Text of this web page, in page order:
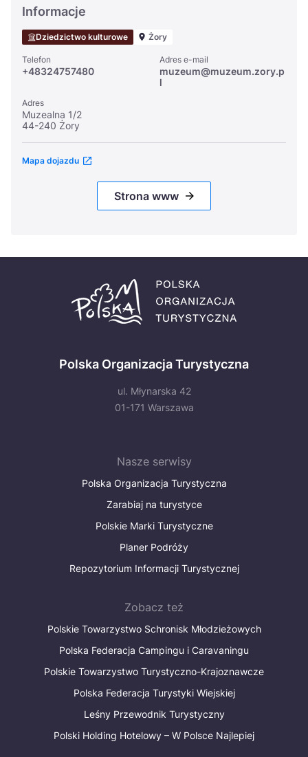
Informacje
Dziedzictwo kulturowe Żory
Telefon
+48324757480
Adres e-mail
muzeum@muzeum.zory.p
l
Adres
Muzealna 1/2
44-240 Żory
Mapa dojazdu
Strona www
Polska Organizacja Turystyczna
ul. Młynarska 42
01-171 Warszawa
Nasze serwisy
Polska Organizacja Turystyczna
Zarabiaj na turystyce
Polskie Marki Turystyczne
Planer Podróży
Repozytorium Informacji Turystycznej
Zobacz też
Polskie Towarzystwo Schronisk Młodzieżowych
Polska Federacja Campingu i Caravaningu
Polskie Towarzystwo Turystyczno-Krajoznawcze
Polska Federacja Turystyki Wiejskiej
Leśny Przewodnik Turystyczny
Polski Holding Hotelowy – W Polsce Najlepiej